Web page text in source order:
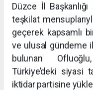
Düzce İl
teşkilat
geçerek kapsamlı
ve ulusal gündeme
bulunan
Türkiye’deki siyasi
iktidar partisine